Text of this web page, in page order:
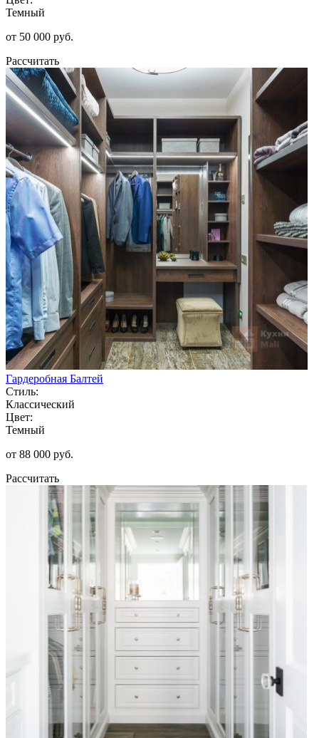
Темный
от 50 000 руб.
Рассчитать
Гардеробная Балтей
Стиль:
Классический
Цвет:
Темный
от 88 000 руб.
Рассчитать